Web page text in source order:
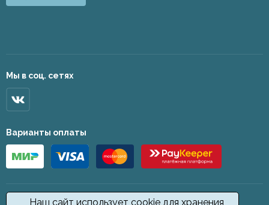
Наш сайт использует cookie для хранения
Мы в соц. сетях
Варианты оплаты